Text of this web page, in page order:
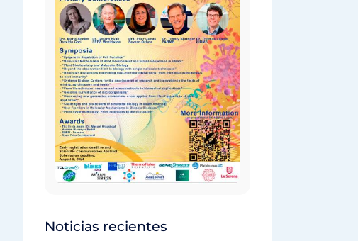
Noticias recientes